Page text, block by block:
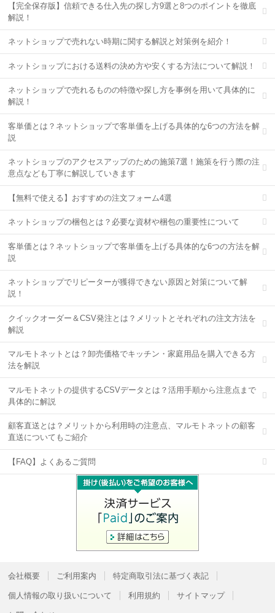
【完全保存版】信頼できる仕入先の探し方9選と8つのポイントを徹底
解説！
ネットショップで売れない時期に関する解説と対策例を紹介！
ネットショップにおける送料の決め方や安くする方法について解説！
ネットショップで売れるものの特徴や探し方を事例を用いて具体的に
解説！
客単価とは？ネットショップで客単価を上げる具体的な6つの方法を解
説
ネットショップのアクセスアップのための施策7選！施策を行う際の注
意点なども丁寧に解説していきます
【無料で使える】おすすめの注文フォーム4選
ネットショップの梱包とは？必要な資材や梱包の重要性について
客単価とは？ネットショップで客単価を上げる具体的な6つの方法を解
説
ネットショップでリピーターが獲得できない原因と対策について解
説！
クイックオーダー＆CSV発注とは？メリットとそれぞれの注文方法を
解説
マルモトネットとは？卸売価格でキッチン・家庭用品を購入できる方
法を解説
マルモトネットの提供するCSVデータとは？活用手順から注意点まで
具体的に解説
顧客直送とは？メリットから利用時の注意点、マルモトネットの顧客
直送についてもご紹介
【FAQ】よくあるご質問
会社概要 ご利用案内 特定商取引法に基づく表記
個人情報の取り扱いについて 利用規約 サイトマップ